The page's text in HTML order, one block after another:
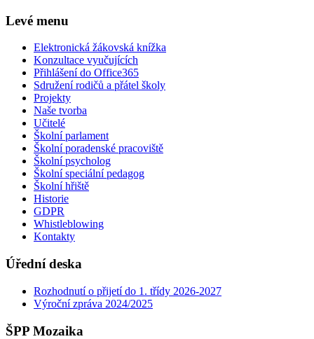
Levé menu
Elektronická žákovská knížka
Konzultace vyučujících
Přihlášení do Office365
Sdružení rodičů a přátel školy
Projekty
Naše tvorba
Učitelé
Školní parlament
Školní poradenské pracoviště
Školní psycholog
Školní speciální pedagog
Školní hřiště
Historie
GDPR
Whistleblowing
Kontakty
Úřední deska
Rozhodnutí o přijetí do 1. třídy 2026-2027
Výroční zpráva 2024/2025
ŠPP Mozaika